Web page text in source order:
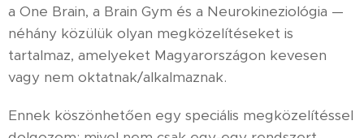
a One Brain, a Brain Gym és a Neurokineziológia —
néhány közülük olyan megközelítéseket is
tartalmaz, amelyeket Magyarországon kevesen
vagy nem oktatnak/alkalmaznak.
Ennek köszönhetően egy speciális megközelítéssel